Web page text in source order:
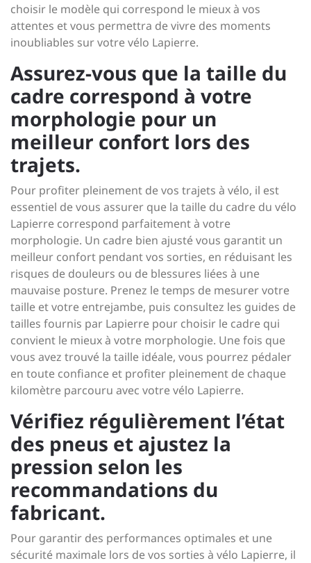
choisir le modèle qui correspond le mieux à vos
attentes et vous permettra de vivre des moments
inoubliables sur votre vélo Lapierre.
Assurez-vous que la taille du
cadre correspond à votre
morphologie pour un
meilleur confort lors des
trajets.
Pour profiter pleinement de vos trajets à vélo, il est
essentiel de vous assurer que la taille du cadre du vélo
Lapierre correspond parfaitement à votre
morphologie. Un cadre bien ajusté vous garantit un
meilleur confort pendant vos sorties, en réduisant les
risques de douleurs ou de blessures liées à une
mauvaise posture. Prenez le temps de mesurer votre
taille et votre entrejambe, puis consultez les guides de
tailles fournis par Lapierre pour choisir le cadre qui
convient le mieux à votre morphologie. Une fois que
vous avez trouvé la taille idéale, vous pourrez pédaler
en toute confiance et profiter pleinement de chaque
kilomètre parcouru avec votre vélo Lapierre.
Vérifiez régulièrement l’état
des pneus et ajustez la
pression selon les
recommandations du
fabricant.
Pour garantir des performances optimales et une
sécurité maximale lors de vos sorties à vélo Lapierre, il